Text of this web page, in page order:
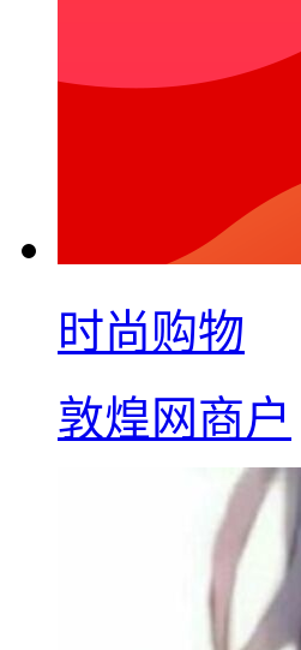
时尚购物
敦煌网商户